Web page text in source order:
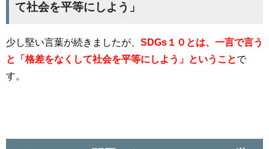
て社会を平等にしよう」
少し堅い言葉が続きましたが、 SDGs１０とは、一言で言う
と「格差をなくして社会を平等にしよう」ということで
す。